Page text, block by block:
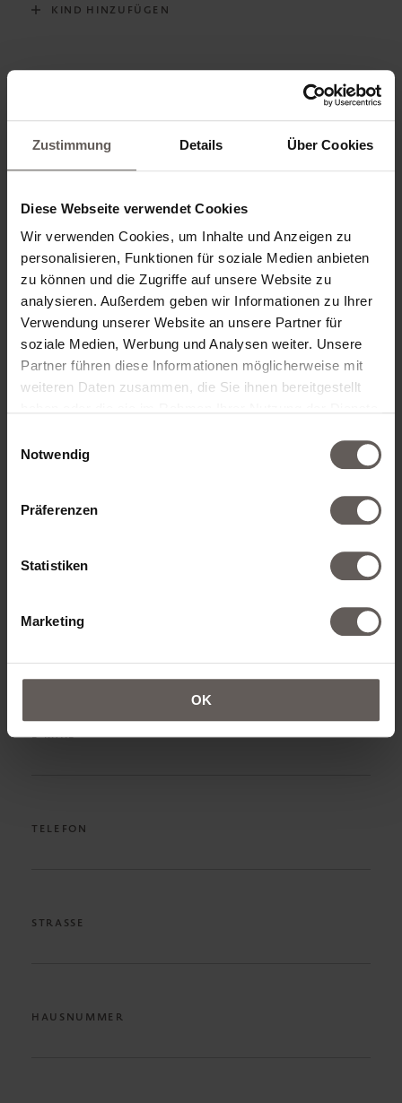
Zustimmung Details Über Cookies
Diese Webseite verwendet Cookies
Wir verwenden Cookies, um Inhalte und Anzeigen zu
personalisieren, Funktionen für soziale Medien anbieten
zu können und die Zugriffe auf unsere Website zu
analysieren. Außerdem geben wir Informationen zu Ihrer
Verwendung unserer Website an unsere Partner für
soziale Medien, Werbung und Analysen weiter. Unsere
Partner führen diese Informationen möglicherweise mit
weiteren Daten zusammen, die Sie ihnen bereitgestellt
Notwendig
Präferenzen
Statistiken
Marketing
OK
KIND HINZUFÜGEN
ZIMMERKATEGORIE*
ZIMMER HINZUFÜGEN
KONTAKTDATEN
ANREDE*
E-MAIL*
TELEFON
STRASSE
HAUSNUMMER